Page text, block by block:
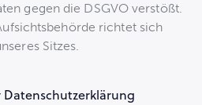
gegen die DSGVO verstößt.
richtet sich
Sitzes.